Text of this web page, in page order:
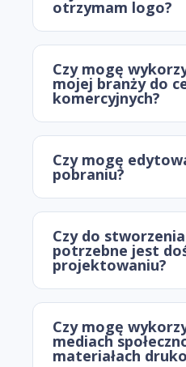
otrzymam logo?
Czy mogę
mojej branży do
komercyjnych?
Czy mogę
pobraniu?
Czy do
potrzebne jest
projektowaniu?
Czy mogę
mediach
materiałach